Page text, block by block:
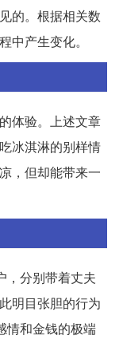
的。根据相关数
中产生变化。
体验。上述文章
冰淇淋的别样情
，但却能带来一
，分别带着丈夫
明目张胆的行为
情和金钱的极端